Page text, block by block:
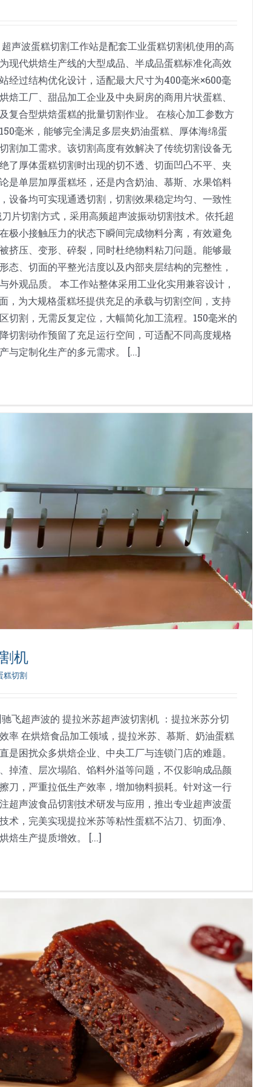
声波蛋糕切割工作站是配套工业蛋糕切割机使用的高
现代烘焙生产线的大型成品、半成品蛋糕标准化高效
经过结构优化设计，适配最大尺寸为400毫米×600毫
焙工厂、甜品加工企业及中央厨房的商用片状蛋糕、
复合型烘焙蛋糕的批量切割作业。 在核心加工参数方
毫米，能够完全满足多层夹奶油蛋糕、厚体海绵蛋
割加工需求。该切割高度有效解决了传统切割设备无
了厚体蛋糕切割时出现的切不透、切面凹凸不平、夹
是单层加厚蛋糕坯，还是内含奶油、慕斯、水果馅料
设备均可实现通透切割，切割效果稳定均匀、一致性
片切割方式，采用高频超声波振动切割技术。依托超
极小接触压力的状态下瞬间完成物料分离，有效避免
挤压、变形、碎裂，同时杜绝物料粘刀问题。能够最
态、切面的平整光洁度以及内部夹层结构的完整性，
外观品质。 本工作站整体采用工业化实用兼容设计，
，为大规格蛋糕坯提供充足的承载与切割空间，支持
切割，无需反复定位，大幅简化加工流程。150毫米的
切割动作预留了充足运行空间，可适配不同高度规格
与定制化生产的多元需求。 [...]
机
糕切割
飞超声波的 提拉米苏超声波切割机 ：提拉米苏分切
率 在烘焙食品加工领域，提拉米苏、慕斯、奶油蛋糕
是困扰众多烘焙企业、中央工厂与连锁门店的难题。
掉渣、层次塌陷、馅料外溢等问题，不仅影响成品颜
刀，严重拉低生产效率，增加物料损耗。针对这一行
超声波食品切割技术研发与应用，推出专业超声波蛋
术，完美实现提拉米苏等粘性蛋糕不沾刀、切面净、
焙生产提质增效。 [...]